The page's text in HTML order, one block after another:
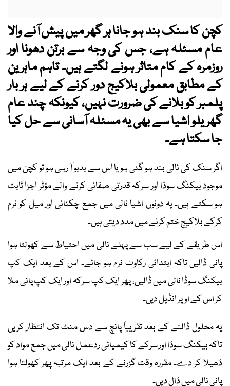
کچن کا سنک بند ہو جانا ہر گھر میں پیش آنے والا
عام مسئلہ ہے، جس کی وجہ سے برتن دھونا اور
روزمرہ کے کام متاثر ہونے لگتے ہیں۔ تاہم ماہرین
کے مطابق معمولی بلاکیج دور کرنے کے لیے ہر بار
پلمبر کو بلانے کی ضرورت نہیں، کیونکہ چند عام
گھریلو اشیا سے بھی یہ مسئلہ آسانی سے حل کیا
جا سکتا ہے۔
اگر سنک کی نالی بند ہو گئی ہو یا اس سے بدبو آ رہی ہو تو کچن میں
موجود بیکنگ سوڈا اور سرکہ قدرتی صفائی کرنے والے مؤثر اجزا ثابت
ہو سکتے ہیں۔ یہ دونوں اشیا نالی میں جمع چکنائی اور میل کو نرم
کرکے بلاکیج ختم کرنے میں مدد دیتی ہیں۔
اس طریقے کے لیے سب سے پہلے نالی میں احتیاط سے کھولتا ہوا
پانی ڈالیں تاکہ ابتدائی رکاوٹ نرم ہو جائے۔ اس کے بعد ایک کپ
بیکنگ سوڈا نالی میں ڈالیں، پھر ایک کپ سرکہ اور ایک کپ پانی ملا
کر اس کے اوپر انڈیل دیں۔
یہ محلول ڈالنے کے بعد تقریباً پانچ سے دس منٹ تک انتظار کریں
تاکہ بیکنگ سوڈا اور سرکے کا کیمیائی ردعمل نالی میں جمع مواد کو
ڈھیلا کر دے۔ مقررہ وقت گزرنے کے بعد ایک مرتبہ پھر کھولتا ہوا
پانی نالی میں ڈال دیں۔